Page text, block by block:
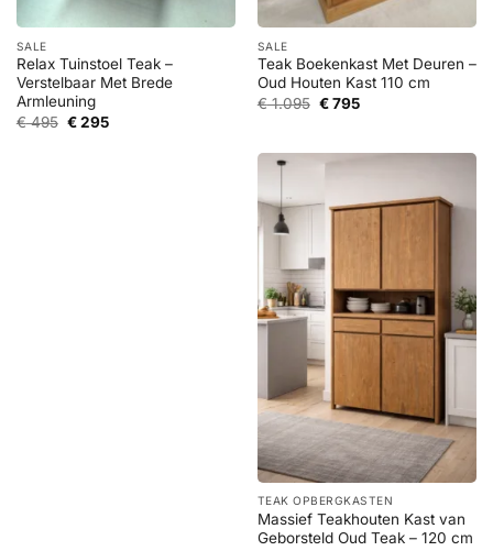
SALE
Relax Tuinstoel Teak –
Verstelbaar Met Brede
Armleuning
€495 Oorspronkelijke
€295Huidige
SALE
Teak Boekenkast Met Deuren –
Oud Houten Kast 110 cm
€1.095 Oorspronkelijke
€795Huidige
TEAK OPBERGKASTEN
Massief Teakhouten Kast van
Geborsteld Oud Teak – 120 cm